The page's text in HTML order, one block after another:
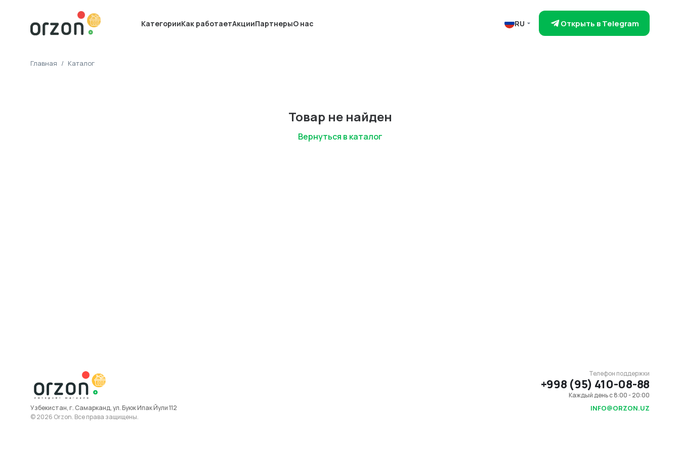
КатегорииКак работаетАкцииПартнерыО нас RU Открыть в Telegram
Главная / Каталог
Товар не найден
Вернуться в каталог
Узбекистан, г. Самарканд, ул. Буюк Ипак Йули 112
© 2026 Orzon. Все права защищены.
Телефон поддержки
+998 (95) 410-08-88
Каждый день с 8:00 - 20:00
INFO@ORZON.UZ